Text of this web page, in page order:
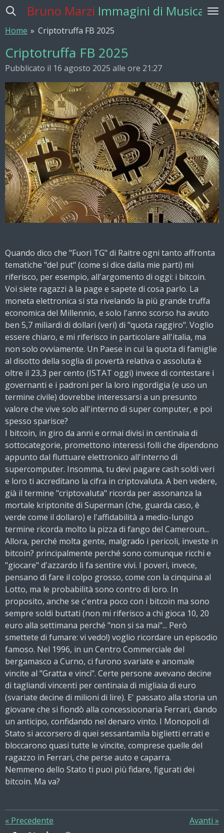
Vai
contenuto
Bruno Marzi Immagini di Musica
Home » Criptotruffa FB 2025
Criptotruffa FB 2025
Pubblicato il 16 agosto 2025 alle ore 21:27
Quando dico che "Fuori TG" di Raitre ogni tanto affronta
tematiche "del put" (come si dice dalla mie parti) mi
riferisco, per esempio, all'argomento di oggi: i bitcoin.
Voi siete ragazzi à la page e sapete di cosa parlo. La
moneta elettronica si sta rivelando la più grande truffa
economica del Millennio, e solo l'anno scorso ha avuto
ben 5,7 miliardi di dollari (veri) di "quota raggiro". Voglio
essere chiaro, e mi riferisco in particolare all'italia, ma
non solo ovviamente. Un Paese in cui la quota di famiglie
al disotto della soglia di povertà relativa o assoluta è
oltre il 23,3 per cento (ISTAT oggi) invece di contestare i
governanti e i padroni per la loro ingordigia (e uso un
termine civile) dovrebbe interessarsi a un presunto
valore che vive solo all'interno di super computer, e poi
spesso sparisce?
I bitcoin, in giro da anni e ormai divisi in centinaia di
sottocategorie, promettono interessi folli che dipendono
appunto dal fluttuare elettronico all'interno di
supercomputer. Insomma, tu devi pagare cash soldi veri
e loro ti accreditano la cifra in criptovaluta. A ben vedere,
già il termine "criptovaluta" ricorda per assonanza la
mortale kriptonite di Superman (che, guarda caso, è
verde come il dollaro) e l'affidabilità a medio-lungo
termine ricorda molto la pizza di fango del Cameroun...
Allora, perché molta gente, malgrado i pericoli, investe in
bitcoin? principalmente perché sono comunque ricchi e
"giocare" d'azzardo li fa sentire vivi. I poveri, invece,
pensano di fare il colpo grosso, come con la cinquina al
Lotto, ma le probabilità sono contro di loro. In
proposito, anche se c'entra poco con i bitcoin ma sono
sempre soldi buttati (non mi riferisco a chi gioca 10, 20
euro alla settimana perché "non si sa mai"... Però
smettete di fumare: vi vedo!) voglio ricordare un episodio
famoso. Nel 1996, in un Centro Commerciale del
bergamasco a Curno, ci furono svariate e anomale
vincite al "Gratta e vinci". Certe persone avevano decine
di tagliandi vincenti per centinaia di migliaia di euro
(svariate decine di milioni di lire). E' passato alla storia un
giovane che si fiondò alla concessioonaria Ferrari, dando
un anticipo, confidando nel denaro vinto. I Monopoli di
Stato si accorsero di quei sessantamila biglietti errati e
bloccarono quasi tutte le vincite, comprese quelle del
ragazzo in Ferrari, che perse auto e caparra.
Nemmeno dello Stato ti puoi più fidare, figurati dei
bitcoin. Ma va?
« Precedente Avanti »